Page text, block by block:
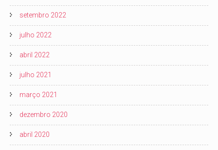
setembro 2022
julho 2022
abril 2022
julho 2021
março 2021
dezembro 2020
abril 2020